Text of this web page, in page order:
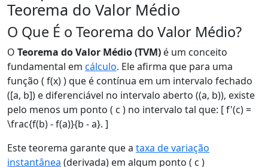
Teorema do Valor Médio
O Que É o Teorema do Valor Médio?
O Teorema do Valor Médio (TVM) é um conceito
fundamental em cálculo. Ele afirma que para uma
função ( f(x) ) que é contínua em um intervalo fechado
([a, b]) e diferenciável no intervalo aberto ((a, b)), existe
pelo menos um ponto ( c ) no intervalo tal que: [ f'(c) =
\frac{f(b) - f(a)}{b - a}. ]
Este teorema garante que a taxa de variação
instantânea (derivada) em algum ponto ( c )